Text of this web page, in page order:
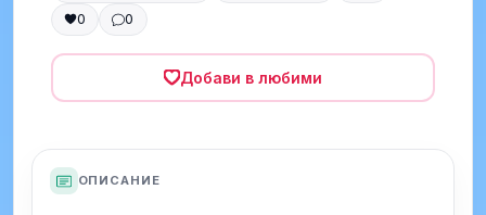
0
0
Добави в любими
ОПИСАНИЕ